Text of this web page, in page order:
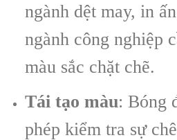
ngành dệt may, in
ngành công nghiệp
màu sắc chặt chẽ.
Tái tạo màu: Bóng
phép kiểm tra sự